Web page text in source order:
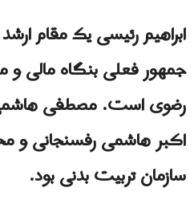
ابراهیم رئیسی یک مقام
جمهور فعلی بنگاه مالی
رضوی است. مصطفی
اکبر هاشمی رفسنجانی و
سازمان تربیت بدنی بود.